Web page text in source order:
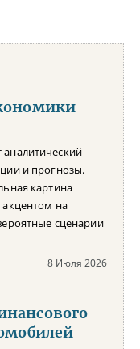
и прогнозы.
картина
акцентом на
сценарии
8 Июля 2026